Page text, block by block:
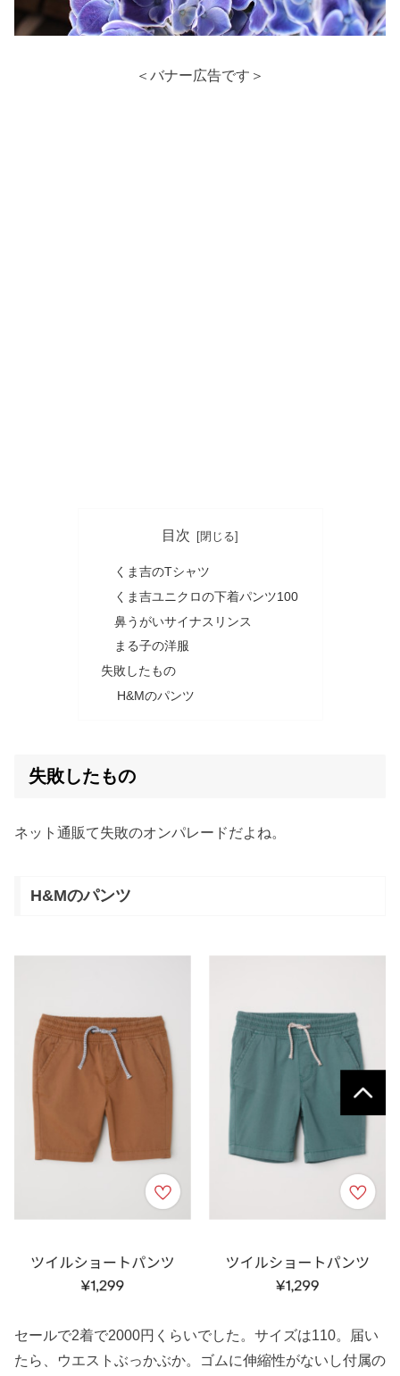
＜バナー広告です＞
目次
くま吉のTシャツ
くま吉ユニクロの下着パンツ100
鼻うがいサイナスリンス
まる子の洋服
失敗したもの
H&Mのパンツ
失敗したもの
ネット通販て失敗のオンパレードだよね。
H&Mのパンツ
セールで2着で2000円くらいでした。サイズは110。届い
たら、ウエストぶっかぶか。ゴムに伸縮性がないし付属の